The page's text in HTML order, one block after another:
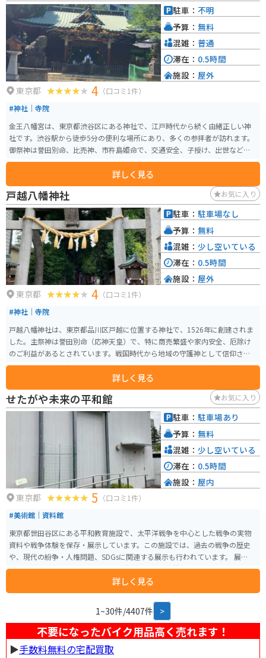
れています。渋谷駅から徒歩圏内というアクセスの良さも魅力で、観光の合
間に立ち寄るのに最適なスポットです。
東京都 4 （口コミ1件）
#神社｜寺院
金王八幡宮は、東京都渋谷区にある神社で、江戸時代から続く由緒正しい神
社です。渋谷駅から徒歩5分の便利な場所にあり、多くの参拝者が訪れます。
御祭神は誉田別命、比売神、市杵島姫命で、交通安全、子授け、出世などの
ご利益があるとされています。見どころとしては、色鮮やかな朱塗りの社殿
や、豪華な彫刻が施された境内の建物があります。 特に江戸時代から続く伝
統行事「酉の市」や、例年9月に行われる「例大祭」は、多くの人々で賑わい
ます。境内には美しい庭園もあり、四季折々の自然を楽しむことができます。
また、金王八幡宮は「渋谷金王子」として知られ、渋谷の守り神として親し
まれています。神社の近くには渋谷ヒカリエや東急百貨店などの商業施設も
あり、観光やショッピングと合わせて訪れることができます。
詳しく見る
駐車： 不明
予算： 無料
混雑： 普通
滞在： 0.5時間
施設： 屋外
戸越八幡神社 お気に入り
東京都 4 （口コミ1件）
#神社｜寺院
戸越八幡神社は、東京都品川区戸越に位置する神社で、1526年に創建されま
した。主祭神は誉田別命（応神天皇）で、特に商売繁盛や家内安全、厄除け
のご利益があるとされています。戦国時代から地域の守護神として信仰され
てきた歴史ある神社です。境内には、美しい木々が立ち並び、都会の喧騒を
忘れさせる静かな雰囲気が漂っています。また、境内には「夢叶うさぎ」や
「福分け猿」といった縁起物の像が設置されており、多くの参拝者が願掛け
に訪れます。さらに、毎年9月には例大祭が開催され、多くの地元住民や観光
客で賑わいます。
詳しく見る
駐車： 駐車場なし
予算： 無料
混雑： 少し空いている
滞在： 0.5時間
施設： 屋外
せたがや未来の平和館 お気に入り
東京都 5 （口コミ1件）
#美術館｜資料館
東京都世田谷区にある平和教育施設で、太平洋戦争を中心とした戦争の実物
資料や戦争体験を保存・展示しています。この施設では、過去の戦争の歴史
や、現代の紛争・人権問題、SDGsに関連する展示も行われています。 展示を
通じて戦争の悲惨さを学び、平和の大切さを考える機会を得ることができま
す。毎週火曜日が休館日で、年末年始には特別休館があります。入館料は無料
で、企画展やイベントなども定期的に開催されています。戦時中の品々が展
示されているコーナーもあり、平和の尊さを改めて認識できるスポットで
詳しく見る
駐車： 駐車場あり
予算： 無料
混雑： 少し空いている
滞在： 0.5時間
施設： 屋内
1~30件/4407件 >
不要になったバイク用品高く売れます！
▶︎手数料無料の宅配買取